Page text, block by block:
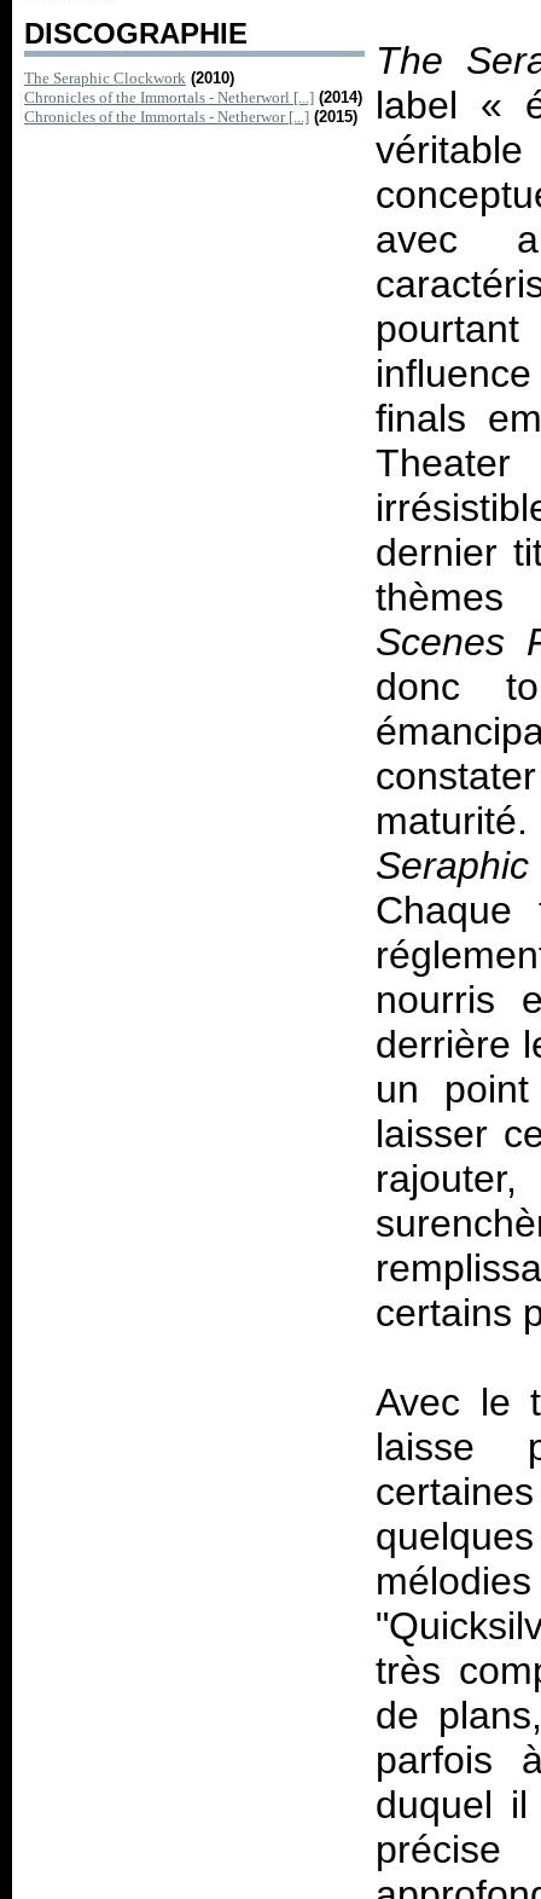
DISCOGRAPHIE
The Seraphic Clockwork (2010)
Chronicles of the Immortals - Netherworl [...] (2014)
Chronicles of the Immortals - Netherwor [...] (2015)
The
label «
avec
finals
Theater
dernier
thèmes
Scenes
donc
nourris
derrière
un
laisser
certains
Avec le
laisse
très
de
parfois
duquel